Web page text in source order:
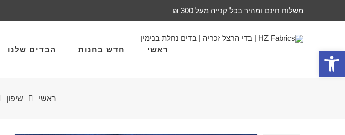
פתח סרגל נגישות
משלוח חינם ומהיר בכל קנייה מעל 300 ₪
ראשי חדש בחנות הבדים שלנו
ראשי שיפון